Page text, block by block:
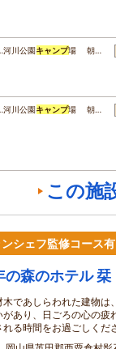
河川公園キャンプ場 朝…
河川公園キャンプ場 朝…
この施
シェフ監修コース
の森のホテル 栞
木であしらわれた建物は
があり、日ごろの心の疲
れる時間をお過ごしくだ